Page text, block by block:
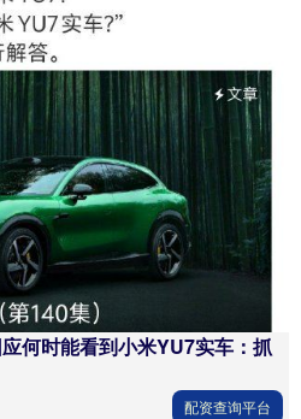
何时能看到小米YU7实车：抓
配资查询平台